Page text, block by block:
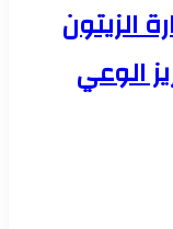
الزيتون
الوعي